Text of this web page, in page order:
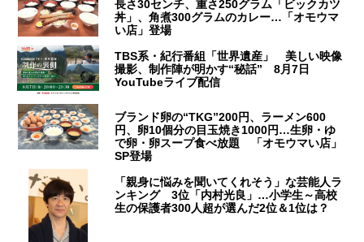
長さ30センチ、重さ250グラム「ビックカツ
丼」、角煮300グラムのカレー…「オモウマ
い店」登場
TBS系・紀行番組「世界遺産」 美しい映像
撮影、制作陣が明かす“秘話” 8月7日
YouTubeライブ配信
ブランド卵の“TKG”200円、ラーメン600
円、卵10個分の目玉焼き1000円…生卵・ゆ
で卵・卵スープ食べ放題 「オモウマい店」
SP登場
「親身に悩みを聞いてくれそう」な芸能人ラ
ンキング 3位「内村光良」…小学生～高校
生の保護者300人超が選んだ2位＆1位は？